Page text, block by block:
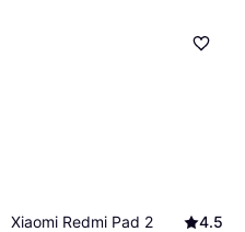
Xiaomi Redmi Pad 2
4.5